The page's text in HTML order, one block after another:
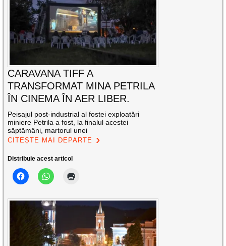
CARAVANA TIFF A
TRANSFORMAT MINA PETRILA
ÎN CINEMA ÎN AER LIBER.
Peisajul post-industrial al fostei exploatări
miniere Petrila a fost, la finalul acestei
săptămâni, martorul unei
CITEȘTE MAI DEPARTE
Distribuie acest articol